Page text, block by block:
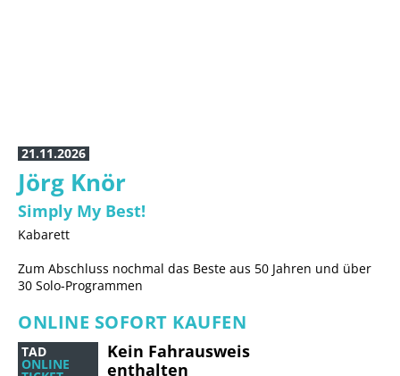
21.11.2026
Jörg Knör
Simply My Best!
Kabarett
Zum Abschluss nochmal das Beste aus 50 Jahren und über
30 Solo-Programmen
ONLINE SOFORT KAUFEN
TAD
ONLINE
Kein Fahrausweis
enthalten